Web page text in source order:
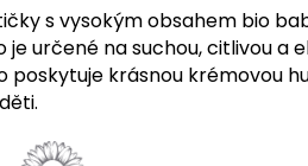
s vysokým obsahem bio
je určené na suchou, citlivou a
poskytuje krásnou krémovou
SŮL